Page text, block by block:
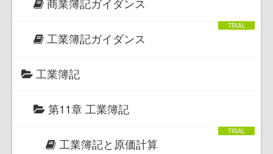
商業簿記ガイダンス
工業簿記ガイダンス
工業簿記
第11章 工業簿記
工業簿記と原価計算